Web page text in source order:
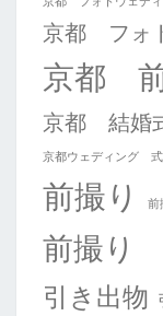
京都 フォ
京都
京都 結婚
京都ウェディング
前撮り 前
前撮り
引き出物